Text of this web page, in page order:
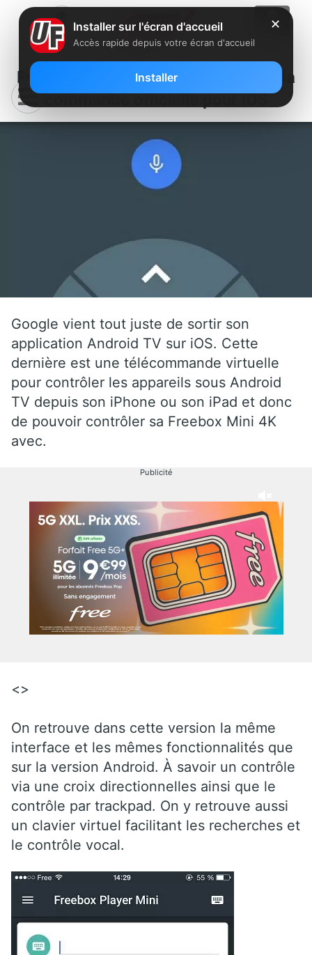
Freebox Mini 4K : Lancement de la
télécommande officielle pour iOS
Google vient tout juste de sortir son
application Android TV sur iOS. Cette
dernière est une télécommande virtuelle
pour contrôler les appareils sous Android
TV depuis son iPhone ou son iPad et donc
de pouvoir contrôler sa Freebox Mini 4K
avec.
Publicité
<>
On retrouve dans cette version la même
interface et les mêmes fonctionnalités que
sur la version Android. À savoir un contrôle
via une croix directionnelles ainsi que le
contrôle par trackpad. On y retrouve aussi
un clavier virtuel facilitant les recherches et
le contrôle vocal.
✕
Installer sur l'écran d'accueil
Accès rapide depuis votre écran d'accueil
Installer